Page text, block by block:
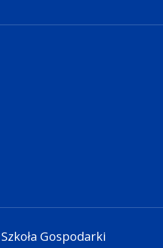
Gospodarki